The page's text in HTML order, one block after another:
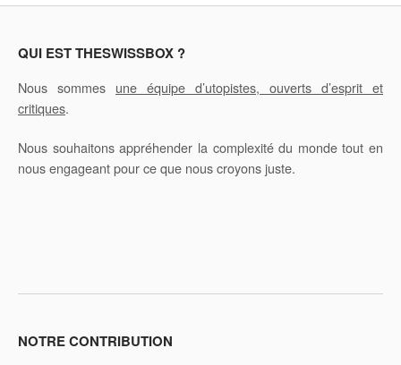
QUI EST THESWISSBOX ?
Nous sommes une équipe d’utopistes, ouverts d’esprit et
critiques.
Nous souhaitons appréhender la complexité du monde tout en
nous engageant pour ce que nous croyons juste.
NOTRE CONTRIBUTION